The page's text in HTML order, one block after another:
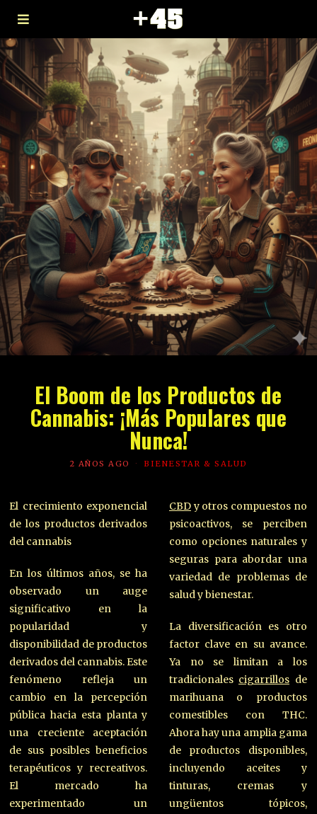
El Boom de los Productos de
Cannabis: ¡Más Populares que
Nunca!
2 AÑOS AGO BIENESTAR & SALUD
El crecimiento exponencial
de los productos derivados
del cannabis
En los últimos años, se ha
observado un auge
significativo en la
popularidad y
disponibilidad de productos
derivados del cannabis. Este
fenómeno refleja un
cambio en la percepción
pública hacia esta planta y
una creciente aceptación
de sus posibles beneficios
terapéuticos y recreativos.
El mercado ha
experimentado un
CBDy otros compuestos no
psicoactivos, se perciben
como opciones naturales y
seguras para abordar una
variedad de problemas de
salud y bienestar.
La diversificación es otro
factor clave en su avance.
Ya no se limitan a los
tradicionales cigarrillosde
marihuana o productos
comestibles con THC.
Ahora hay una amplia gama
de productos disponibles,
incluyendo aceites y
tinturas, cremas y
ungüentos tópicos,